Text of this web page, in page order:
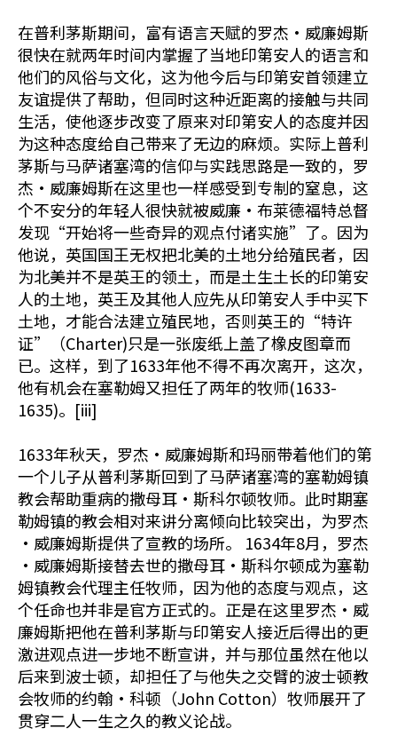
在普利茅斯期间，富有语言天赋的罗杰•威廉姆斯
很快在就两年时间内掌握了当地印第安人的语言和
他们的风俗与文化，这为他今后与印第安首领建立
友谊提供了帮助，但同时这种近距离的接触与共同
生活，使他逐步改变了原来对印第安人的态度并因
为这种态度给自己带来了无边的麻烦。实际上普利
茅斯与马萨诸塞湾的信仰与实践思路是一致的，罗
杰•威廉姆斯在这里也一样感受到专制的窒息，这
个不安分的年轻人很快就被威廉•布莱德福特总督
发现“开始将一些奇异的观点付诸实施”了。因为
他说，英国国王无权把北美的土地分给殖民者，因
为北美并不是英王的领土，而是土生土长的印第安
人的土地，英王及其他人应先从印第安人手中买下
土地，才能合法建立殖民地，否则英王的“特许
证”（Charter)只是一张废纸上盖了橡皮图章而
已。这样，到了1633年他不得不再次离开，这次，
他有机会在塞勒姆又担任了两年的牧师(1633-
1635)。[iii]
1633年秋天，罗杰•威廉姆斯和玛丽带着他们的第
一个儿子从普利茅斯回到了马萨诸塞湾的塞勒姆镇
教会帮助重病的撒母耳•斯科尔顿牧师。此时期塞
勒姆镇的教会相对来讲分离倾向比较突出，为罗杰
•威廉姆斯提供了宣教的场所。 1634年8月，罗杰
•威廉姆斯接替去世的撒母耳•斯科尔顿成为塞勒
姆镇教会代理主任牧师，因为他的态度与观点，这
个任命也并非是官方正式的。正是在这里罗杰•威
廉姆斯把他在普利茅斯与印第安人接近后得出的更
激进观点进一步地不断宣讲，并与那位虽然在他以
后来到波士顿，却担任了与他失之交臂的波士顿教
会牧师的约翰•科顿（John Cotton）牧师展开了
贯穿二人一生之久的教义论战。